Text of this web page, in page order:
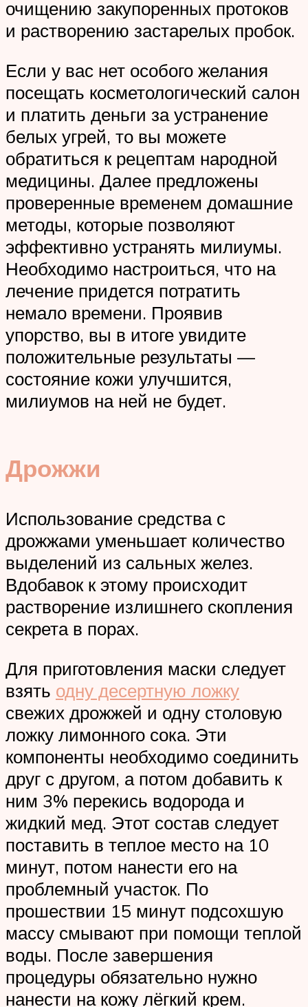
очищению закупоренных протоков
и растворению застарелых пробок.
Если у вас нет особого желания
посещать косметологический салон
и платить деньги за устранение
белых угрей, то вы можете
обратиться к рецептам народной
медицины. Далее предложены
проверенные временем домашние
методы, которые позволяют
эффективно устранять милиумы.
Необходимо настроиться, что на
лечение придется потратить
немало времени. Проявив
упорство, вы в итоге увидите
положительные результаты —
состояние кожи улучшится,
милиумов на ней не будет.
Дрожжи
Использование средства с
дрожжами уменьшает количество
выделений из сальных желез.
Вдобавок к этому происходит
растворение излишнего скопления
секрета в порах.
Для приготовления маски следует
взять одну десертную ложку
свежих дрожжей и одну столовую
ложку лимонного сока. Эти
компоненты необходимо соединить
друг с другом, а потом добавить к
ним 3% перекись водорода и
жидкий мед. Этот состав следует
поставить в теплое место на 10
минут, потом нанести его на
проблемный участок. По
прошествии 15 минут подсохшую
массу смывают при помощи теплой
воды. После завершения
процедуры обязательно нужно
нанести на кожу лёгкий крем.